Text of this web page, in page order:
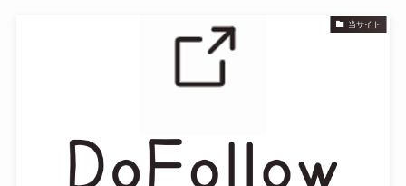
当サイト